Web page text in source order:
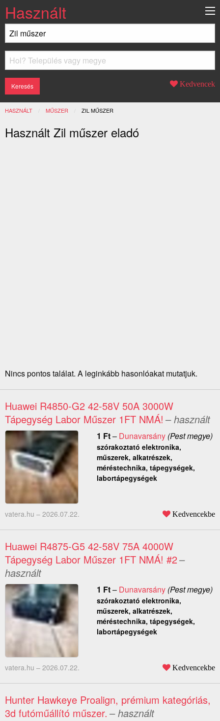
Használt
Kedvencek
HASZNÁLT MŰSZER JELENLEGI:
ZIL MŰSZER
Használt Zil műszer eladó
Nincs pontos találat. A leginkább hasonlóakat mutatjuk.
Huawei R4850-G2 42-58V 50A 3000W
Tápegység Labor Műszer 1FT NMÁ! – használt
1 Ft– Dunavarsány(Pest megye)
szórakoztató elektronika,
műszerek, alkatrészek,
méréstechnika, tápegységek,
labortápegységek
vatera.hu – 2026.07.22. Kedvencekbe
Huawei R4875-G5 42-58V 75A 4000W
Tápegység Labor Műszer 1FT NMÁ! #2–
használt
1 Ft– Dunavarsány(Pest megye)
szórakoztató elektronika,
műszerek, alkatrészek,
méréstechnika, tápegységek,
labortápegységek
vatera.hu – 2026.07.22. Kedvencekbe
Hunter Hawkeye Proalign, prémium kategóriás,
3d futóműállító műszer. – használt